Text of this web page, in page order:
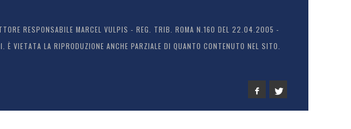
RESPONSABILE MARCEL VULPIS - REG. TRIB. ROMA N.160 DEL 22.04.2005 -
LA RIPRODUZIONE ANCHE PARZIALE DI QUANTO CONTENUTO NEL SITO.